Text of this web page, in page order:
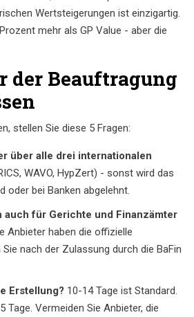
Wertsteigerungen ist einzigartig.
mehr als GP Value - aber die
der Beauftragung
stellen Sie diese 5 Fragen:
über alle drei internationalen
WAVO, HypZert) - sonst wird das
oder bei Banken abgelehnt.
auch für Gerichte und Finanzämter
Anbieter haben die offizielle
nach der Zulassung durch die BaFin
Erstellung? 10-14 Tage ist Standard.
Tage. Vermeiden Sie Anbieter, die